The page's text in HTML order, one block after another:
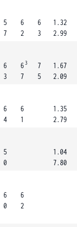
5
7
6
2
6
3
1.32
2.99
6
3
6 3
7
7
5
1.67
2.09
6
4
6
1
1.35
2.79
5
0
1.04
7.80
6
0
6
2